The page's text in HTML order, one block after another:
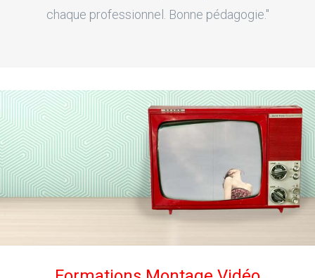
chaque professionnel. Bonne pédagogie."